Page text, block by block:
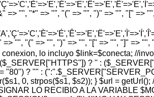
"", "*" => "", "(" => "", ")" => "", "[" =>
"", "(" => "", ")" => "", "[" => "", "]" => "",
lo incluyo $link=$conecta; //
? '' :
"80") ? "" :
0, strpos($s1, $s2)); } $url = getUrl();
LO RECIBIO A LA VARIABLE